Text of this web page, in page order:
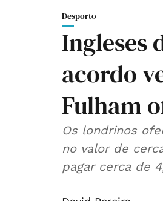
Desporto
Ingleses
acordo
Fulham
Os londrinos
no valor de
pagar cerca de